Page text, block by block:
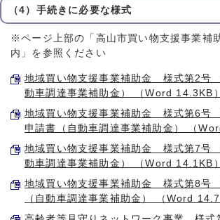
（4）手続きに必要な様式
※ページ上部の「高山市買い物支援事業補
内」を参照ください
地域買い物支援事業補助金 様式第2号
動車調達事業補助金） （Word 14.3KB）
地域買い物支援事業補助金 様式第6号
申請書（自動車調達事業補助金） （
地域買い物支援事業補助金 様式第7号
動車調達事業補助金） （Word 14.1KB）
地域買い物支援事業補助金 様式第8号
（自動車調達事業補助金） （Word